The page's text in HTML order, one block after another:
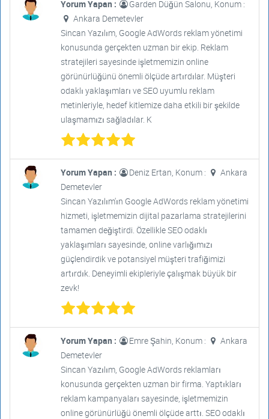
Yorum Yapan :
Garden Düğün Salonu, Konum :
Ankara Demetevler
Sincan Yazılım, Google AdWords reklam yönetimi
konusunda gerçekten uzman bir ekip. Reklam
stratejileri sayesinde işletmemizin online
görünürlüğünü önemli ölçüde artırdılar. Müşteri
odaklı yaklaşımları ve SEO uyumlu reklam
metinleriyle, hedef kitlemize daha etkili bir şekilde
ulaşmamızı sağladılar. K
Yorum Yapan : Deniz Ertan, Konum :
Ankara
Demetevler
Sincan Yazılım'ın Google AdWords reklam yönetimi
hizmeti, işletmemizin dijital pazarlama stratejilerini
tamamen değiştirdi. Özellikle SEO odaklı
yaklaşımları sayesinde, online varlığımızı
güçlendirdik ve potansiyel müşteri trafiğimizi
artırdık. Deneyimli ekipleriyle çalışmak büyük bir
zevk!
Yorum Yapan : Emre Şahin, Konum :
Ankara
Demetevler
Sincan Yazılım, Google AdWords reklamları
konusunda gerçekten uzman bir firma. Yaptıkları
reklam kampanyaları sayesinde, işletmemizin
online görünürlüğü önemli ölçüde arttı. SEO odaklı